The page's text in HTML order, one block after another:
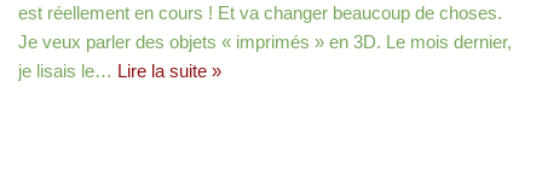
est réellement en cours ! Et va changer beaucoup de choses.
Je veux parler des objets « imprimés » en 3D. Le mois dernier,
je lisais le… Lire la suite »